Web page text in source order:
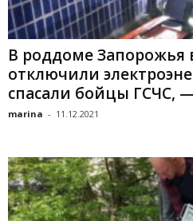
В роддоме Запорожья
отключили
спасали бойцы ГСЧС,
marina - 11.12.2021